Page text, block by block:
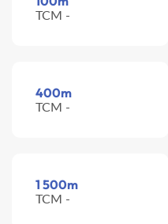
TCM -
400m
TCM -
1 500m
TCM -